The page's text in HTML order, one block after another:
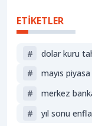
ETİKETLER
#
dolar kuru
#
mayıs piyasa
#
merkez
#
yıl sonu